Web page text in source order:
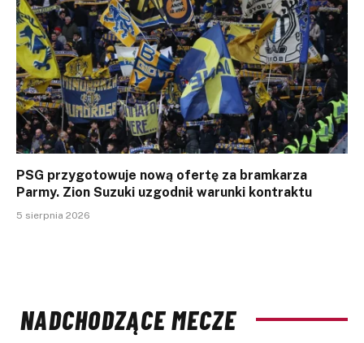
PSG przygotowuje nową ofertę za bramkarza
Parmy. Zion Suzuki uzgodnił warunki kontraktu
5 sierpnia 2026
NADCHODZĄCE MECZE